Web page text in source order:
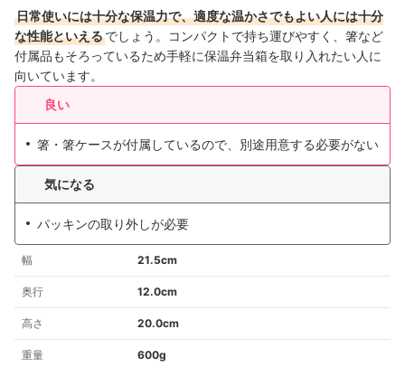
日常使いには十分な保温力で、適度な温かさでもよい人には十分
な性能といえるでしょう。コンパクトで持ち運びやすく、箸など
付属品もそろっているため手軽に保温弁当箱を取り入れたい人に
向いています。
良い
箸・箸ケースが付属しているので、別途用意する必要がない
気になる
パッキンの取り外しが必要
幅 21.5cm
奥行 12.0cm
高さ 20.0cm
重量 600g